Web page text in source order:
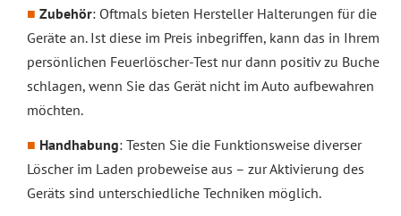
Zubehör: Oftmals bieten Hersteller Halterungen für die
Geräte an. Ist diese im Preis inbegriffen, kann das in Ihrem
persönlichen Feuerlöscher-Test nur dann positiv zu Buche
schlagen, wenn Sie das Gerät nicht im Auto aufbewahren
möchten.
Handhabung: Testen Sie die Funktionsweise diverser
Löscher im Laden probeweise aus – zur Aktivierung des
Geräts sind unterschiedliche Techniken möglich.